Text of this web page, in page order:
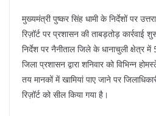
e
b
o
o
k
s
A
p
p
e
st a
मुख्यमंत्री पुष्कर सिंह धामी के निर्देशों पर
रिज़ॉर्ट पर प्रशासन की ताबड़तोड़ कार्रवाई
निर्देश पर नैनीताल जिले के धानाचुली क्षेत्र में
जिला प्रशासन द्वारा शनिवार को विभिन्न
तय मानकों में खामियां पाए जाने पर
रिज़ॉर्ट को सील किया गया है।